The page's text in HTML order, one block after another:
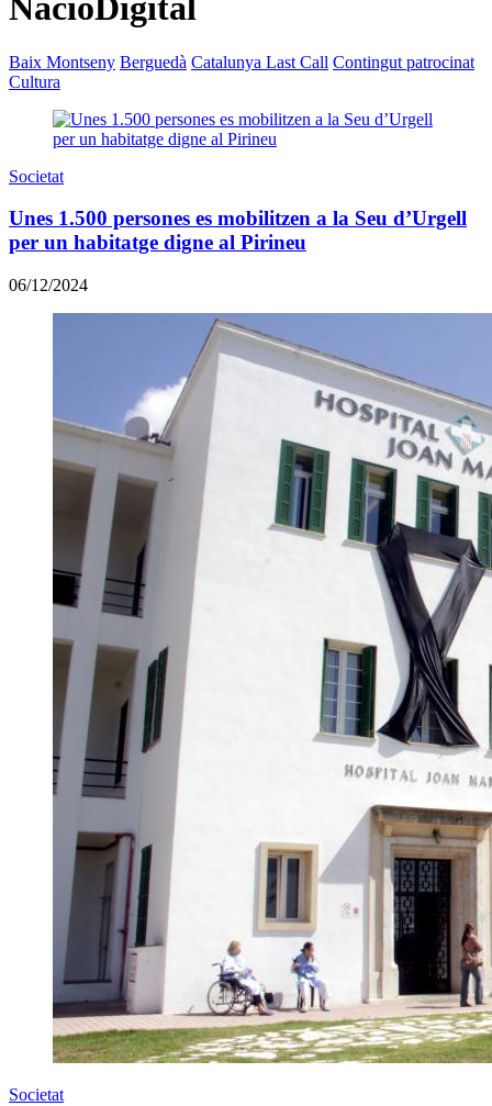
NacióDigital
Baix Montseny Berguedà Catalunya Last Call Contingut patrocinat
Cultura
Societat
Unes 1.500 persones es mobilitzen a la Seu d’Urgell
per un habitatge digne al Pirineu
06/12/2024
Societat